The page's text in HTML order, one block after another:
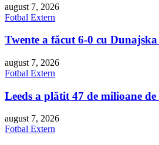
august 7, 2026
Fotbal Extern
Twente a făcut 6-0 cu
august 7, 2026
Fotbal Extern
Leeds a plătit 47 de milioane
august 7, 2026
Fotbal Extern